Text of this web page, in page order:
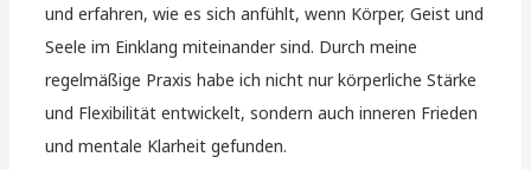
und erfahren, wie es sich anfühlt, wenn Körper, Geist und
Seele im Einklang miteinander sind. Durch meine
regelmäßige Praxis habe ich nicht nur körperliche Stärke
und Flexibilität entwickelt, sondern auch inneren Frieden
und mentale Klarheit gefunden.